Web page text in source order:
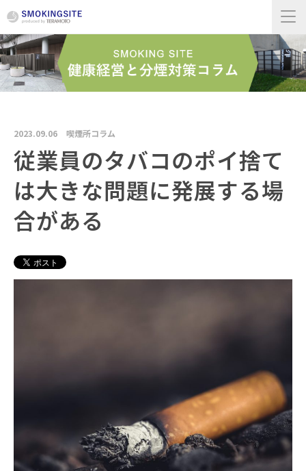
2023.09.06 喫煙所コラム
従業員のタバコのポイ捨て
は大きな問題に発展する場
合がある